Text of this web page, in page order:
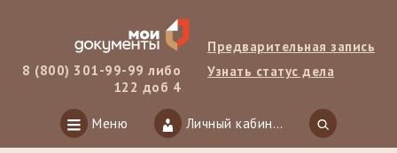
8 (800) 301-99-99 либо
122 доб 4
Предварительная запись
Узнать статус дела
Меню Личный кабинет